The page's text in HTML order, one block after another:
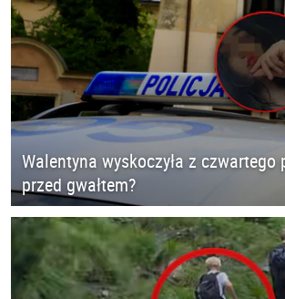
Walentyna wyskoczyła z czwartego
przed gwałtem?